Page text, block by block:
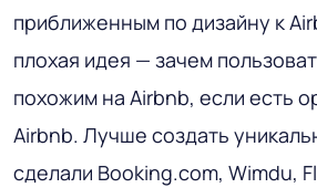
приближенным по дизайну к
плохая идея — зачем
похожим на Airbnb, если есть
Airbnb. Лучше создать
сделали Booking.com, Wimdu,